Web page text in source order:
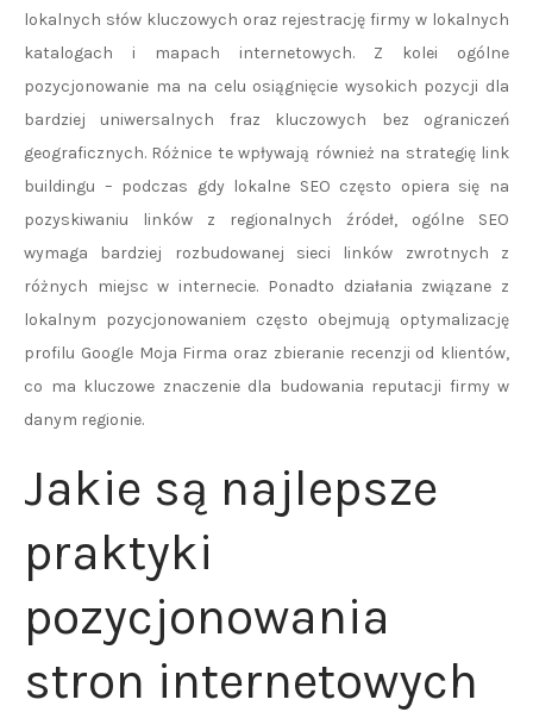
lokalnych słów kluczowych oraz rejestrację firmy w lokalnych
katalogach i mapach internetowych. Z kolei ogólne
pozycjonowanie ma na celu osiągnięcie wysokich pozycji dla
bardziej uniwersalnych fraz kluczowych bez ograniczeń
geograficznych. Różnice te wpływają również na strategię link
buildingu – podczas gdy lokalne SEO często opiera się na
pozyskiwaniu linków z regionalnych źródeł, ogólne SEO
wymaga bardziej rozbudowanej sieci linków zwrotnych z
różnych miejsc w internecie. Ponadto działania związane z
lokalnym pozycjonowaniem często obejmują optymalizację
profilu Google Moja Firma oraz zbieranie recenzji od klientów,
co ma kluczowe znaczenie dla budowania reputacji firmy w
danym regionie.
Jakie są najlepsze
praktyki
pozycjonowania
stron internetowych